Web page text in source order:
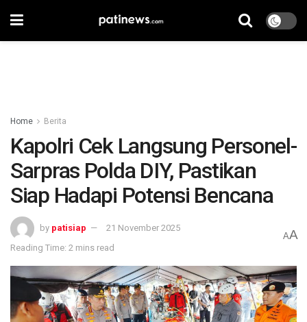
Home Berita
Kapolri Cek Langsung Personel-
Sarpras Polda DIY, Pastikan
Siap Hadapi Potensi Bencana
by patisiap
21 November 2025
Reading Time: 2 mins read
AA